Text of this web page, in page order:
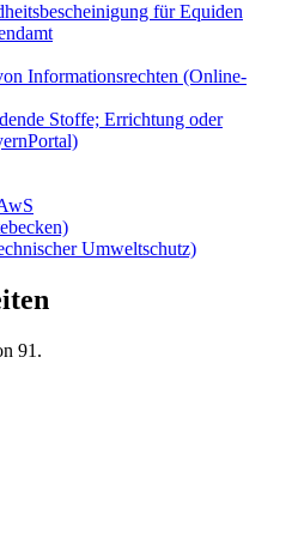
für Equiden
Informationsrechten (Online-
Stoffe; Errichtung oder
Umweltschutz)
91.